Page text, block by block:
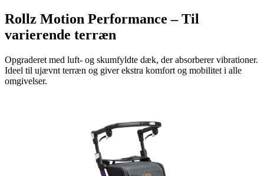
Rollz Motion Performance – Til
varierende terræn
Opgraderet med luft- og skumfyldte dæk, der absorberer vibrationer.
Ideel til ujævnt terræn og giver ekstra komfort og mobilitet i alle
omgivelser.